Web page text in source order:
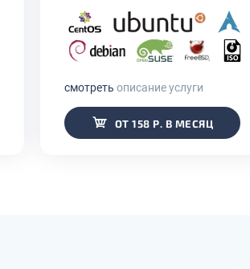
смотреть описание услуги
ОТ 158 Р. В МЕСЯЦ